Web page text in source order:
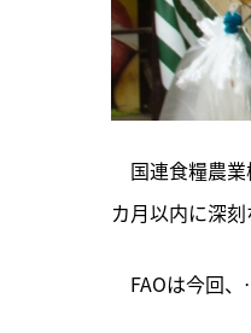
国連食糧農業
カ月以内に深
FAOは今回